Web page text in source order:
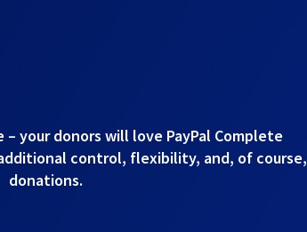
– your donors will love PayPal Complete
control, flexibility, and, of course,
donations.